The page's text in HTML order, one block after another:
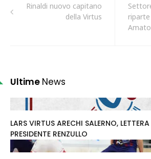
Rinaldi nuovo capitano
della Virtus
Ultime News
LARS VIRTUS ARECHI SALERNO,
PRESIDENTE RENZULLO